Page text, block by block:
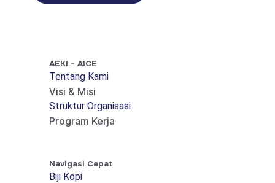
AEKI - AICE
Tentang Kami
Visi & Misi
Struktur Organisasi
Program Kerja
Navigasi Cepat
Biji Kopi